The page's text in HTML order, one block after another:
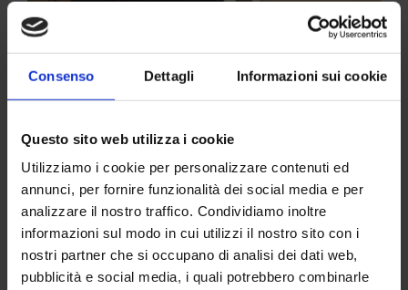
Consenso Dettagli Informazioni sui cookie
Questo sito web utilizza i cookie
Utilizziamo i cookie per personalizzare contenuti ed
annunci, per fornire funzionalità dei social media e per
analizzare il nostro traffico. Condividiamo inoltre
informazioni sul modo in cui utilizzi il nostro sito con i
nostri partner che si occupano di analisi dei dati web,
pubblicità e social media, i quali potrebbero combinarle
Ancora sportivi allo Studio Pasta peresami diagnostici
–Quentin Geldenhuysgiocatore dellaNazionale Italiana
di Rugbyè venuto per eseguire radiografie, lastra
tradizionale, ecografia per un problema alla coscia e alla
mano occorso sabato durante la partita del torneo 6 nazioni
contro la Scozia.